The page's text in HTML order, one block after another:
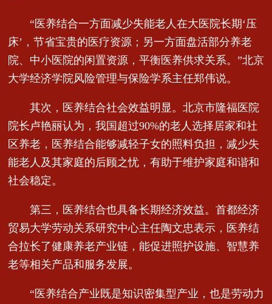
“医养结合一方面减少失能老人在大医院长期‘压
床’，节省宝贵的医疗资源；另一方面盘活部分养老
院、中小医院的闲置资源，平衡医养供求关系。”北京
大学经济学院风险管理与保险学系主任郑伟说。
其次，医养结合社会效益明显。北京市隆福医院
院长卢艳丽认为，我国超过90%的老人选择居家和社
区养老，医养结合能够减轻子女的照料负担，减少失
能老人及其家庭的后顾之忧，有助于维护家庭和谐和
社会稳定。
第三，医养结合也具备长期经济效益。首都经济
贸易大学劳动关系研究中心主任陶文忠表示，医养结
合拉长了健康养老产业链，能促进照护设施、智慧养
老等相关产品和服务发展。
“医养结合产业既是知识密集型产业，也是劳动力